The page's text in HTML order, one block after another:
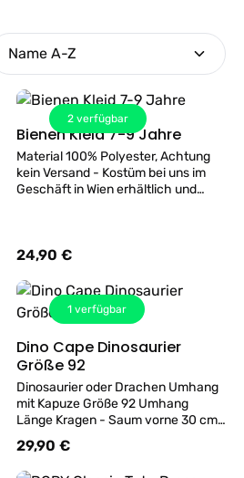
2 verfügbar
Details
Bienen Kleid 7-9 Jahre
Material 100% Polyester, Achtung
kein Versand - Kostüm bei uns im
Geschäft in Wien erhältlich und
Regulärer Preis:
24,90 €
1 verfügbar
Details
Dino Cape Dinosaurier
Größe 92
Dinosaurier oder Drachen Umhang
mit Kapuze Größe 92 Umhang
Länge Kragen - Saum vorne 30 cm
Rücken 50cm passend für 1-3
Jahre, Materiale: Velour-Polyester
100%
Regulärer Preis:
29,90 €